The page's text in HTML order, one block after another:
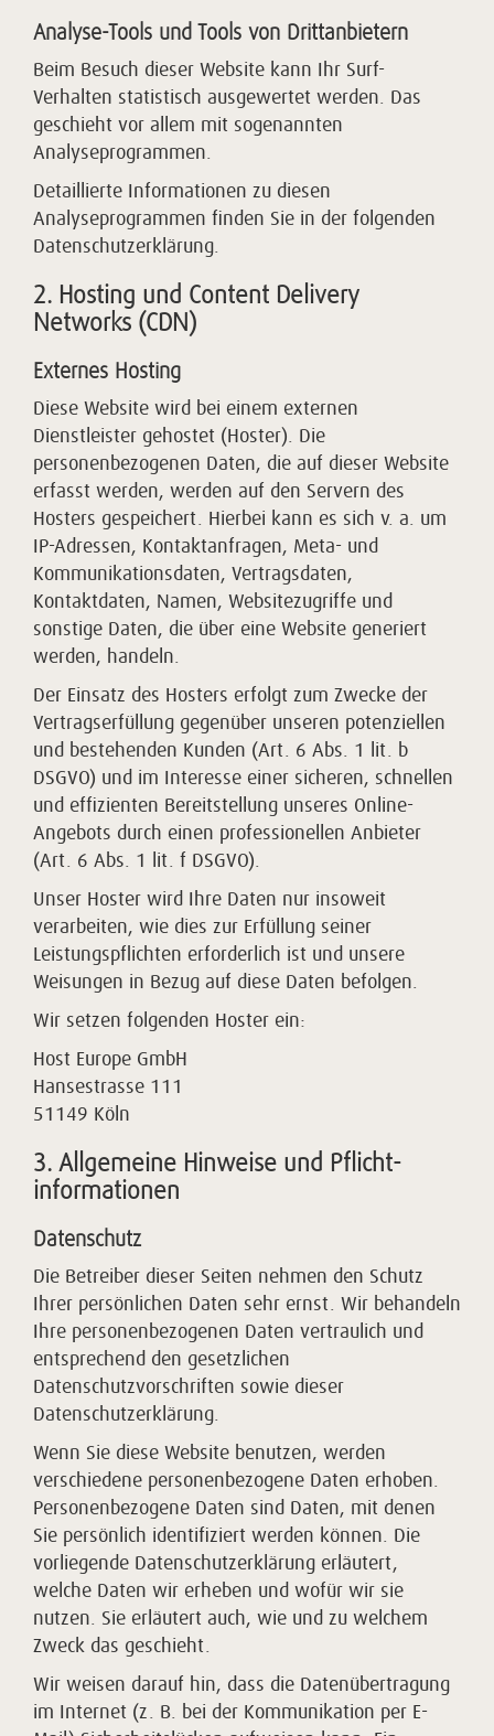
Analyse-Tools und Tools von Dritt­anbietern
Beim Besuch dieser Website kann Ihr Surf-
Verhalten statistisch ausgewertet werden. Das
geschieht vor allem mit sogenannten
Analyseprogrammen.
Detaillierte Informationen zu diesen
Analyseprogrammen finden Sie in der folgenden
Datenschutzerklärung.
2. Hosting und Content Delivery
Networks (CDN)
Externes Hosting
Diese Website wird bei einem externen
Dienstleister gehostet (Hoster). Die
personenbezogenen Daten, die auf dieser Website
erfasst werden, werden auf den Servern des
Hosters gespeichert. Hierbei kann es sich v. a. um
IP-Adressen, Kontaktanfragen, Meta- und
Kommunikationsdaten, Vertragsdaten,
Kontaktdaten, Namen, Websitezugriffe und
sonstige Daten, die über eine Website generiert
werden, handeln.
Der Einsatz des Hosters erfolgt zum Zwecke der
Vertragserfüllung gegenüber unseren potenziellen
und bestehenden Kunden (Art. 6 Abs. 1 lit. b
DSGVO) und im Interesse einer sicheren, schnellen
und effizienten Bereitstellung unseres Online-
Angebots durch einen professionellen Anbieter
(Art. 6 Abs. 1 lit. f DSGVO).
Unser Hoster wird Ihre Daten nur insoweit
verarbeiten, wie dies zur Erfüllung seiner
Leistungspflichten erforderlich ist und unsere
Weisungen in Bezug auf diese Daten befolgen.
Wir setzen folgenden Hoster ein:
Host Europe GmbH
Hansestrasse 111
51149 Köln
3. Allgemeine Hinweise und Pflicht­
informationen
Datenschutz
Die Betreiber dieser Seiten nehmen den Schutz
Ihrer persönlichen Daten sehr ernst. Wir behandeln
Ihre personenbezogenen Daten vertraulich und
entsprechend den gesetzlichen
Datenschutzvorschriften sowie dieser
Datenschutzerklärung.
Wenn Sie diese Website benutzen, werden
verschiedene personenbezogene Daten erhoben.
Personenbezogene Daten sind Daten, mit denen
Sie persönlich identifiziert werden können. Die
vorliegende Datenschutzerklärung erläutert,
welche Daten wir erheben und wofür wir sie
nutzen. Sie erläutert auch, wie und zu welchem
Zweck das geschieht.
Wir weisen darauf hin, dass die Datenübertragung
im Internet (z. B. bei der Kommunikation per E-